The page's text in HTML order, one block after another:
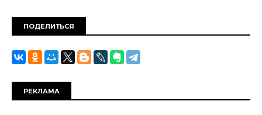
ПОДЕЛИТЬСЯ
РЕКЛАМА